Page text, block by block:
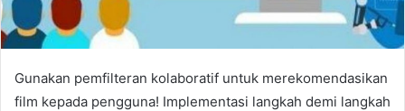
Gunakan pemfilteran kolaboratif untuk merekomendasikan
film kepada pengguna! Implementasi langkah demi langkah